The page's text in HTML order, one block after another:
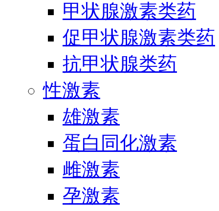
甲状腺激素类药
促甲状腺激素类药
抗甲状腺类药
性激素
雄激素
蛋白同化激素
雌激素
孕激素